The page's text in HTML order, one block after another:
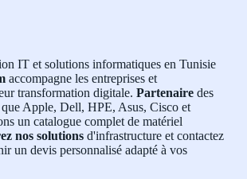
IT et solutions informatiques en Tunisie
accompagne les entreprises et
transformation digitale. Partenaire des
Apple, Dell, HPE, Asus, Cisco et
un catalogue complet de matériel
nos solutions d'infrastructure et contactez
un devis personnalisé adapté à vos